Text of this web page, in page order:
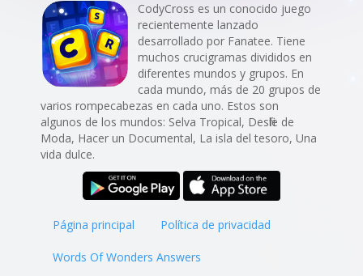
CodyCross es un conocido juego
recientemente lanzado
desarrollado por Fanatee. Tiene
muchos crucigramas divididos en
diferentes mundos y grupos. En
cada mundo, más de 20 grupos de
varios rompecabezas en cada uno. Estos son
algunos de los mundos: Selva Tropical, Desfile de
Moda, Hacer un Documental, La isla del tesoro, Una
vida dulce.
Página principal Política de privacidad
Words Of Wonders Answers